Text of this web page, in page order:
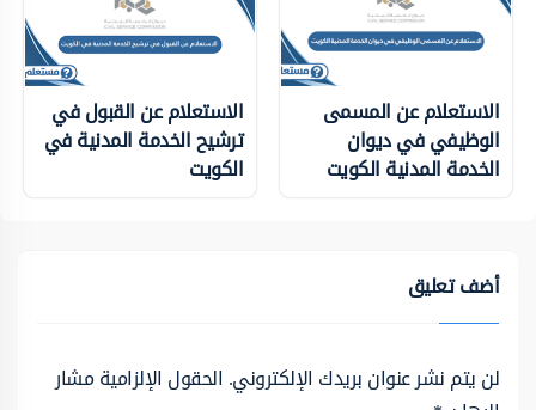
الاستعلام عن المسمى
الوظيفي في ديوان
الخدمة المدنية الكويت
الاستعلام عن القبول في
ترشيح الخدمة المدنية في
الكويت
أضف تعليق
لن يتم نشر عنوان بريدك الإلكتروني. الحقول الإلزامية مشار